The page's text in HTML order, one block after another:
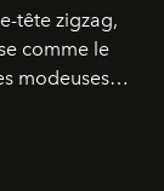
tête zigzag,
comme le
modeuses